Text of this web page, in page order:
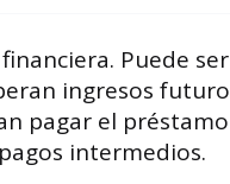
Puede ser
ingresos
pagar el préstamo
intermedios.